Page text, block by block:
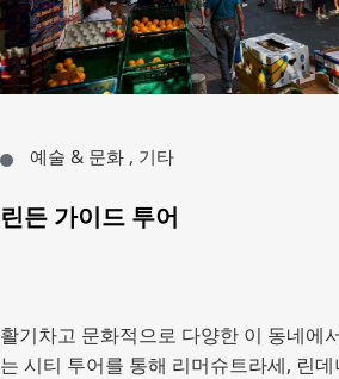
예술 & 문화 , 기타
린든 가이드 투어
활기차고 문화적으로 다양한 이 동네에
는 시티 투어를 통해 리머슈트라세, 린